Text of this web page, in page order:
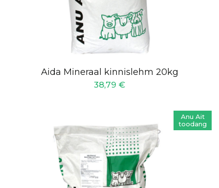
Aida Mineraal kinnislehm 20kg
38,79 €
Anu Ait
toodang